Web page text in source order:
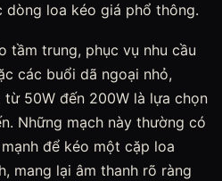
dòng loa kéo giá phổ thông.
tầm trung, phục vụ nhu cầu
các buổi dã ngoại nhỏ,
từ 50W đến 200W là lựa chọn
Những mạch này thường có
để kéo một cặp loa
mang lại âm thanh rõ ràng